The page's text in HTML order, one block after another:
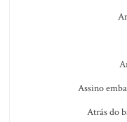
Assino
Atrás do